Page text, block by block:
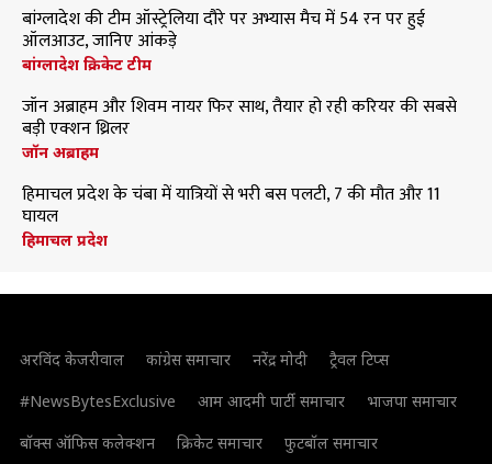
बांग्लादेश की टीम ऑस्ट्रेलिया दौरे पर अभ्यास मैच में 54 रन पर हुई
ऑलआउट, जानिए आंकड़े
बांग्लादेश क्रिकेट टीम
जॉन अब्राहम और शिवम नायर फिर साथ, तैयार हो रही करियर की सबसे
बड़ी एक्शन थ्रिलर
जॉन अब्राहम
हिमाचल प्रदेश के चंबा में यात्रियों से भरी बस पलटी, 7 की मौत और 11
घायल
हिमाचल प्रदेश
अरविंद केजरीवाल कांग्रेस समाचार नरेंद्र मोदी
ट्रैवल टिप्स
#NewsBytesExclusive
आम आदमी पार्टी समाचार
भाजपा समाचार
बॉक्स ऑफिस कलेक्शन
क्रिकेट समाचार
फुटबॉल समाचार